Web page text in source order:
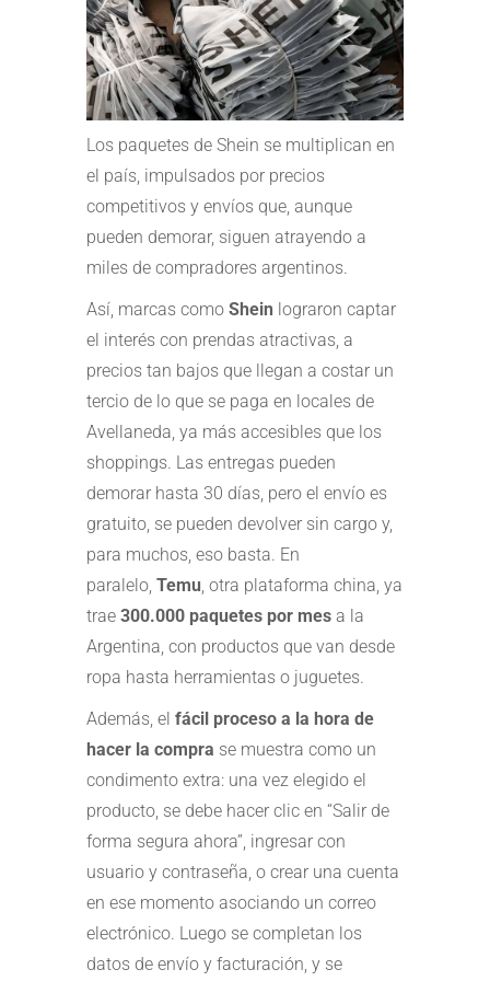
Los paquetes de Shein se multiplican en
el país, impulsados por precios
competitivos y envíos que, aunque
pueden demorar, siguen atrayendo a
miles de compradores argentinos.
Así, marcas como Shein lograron captar
el interés con prendas atractivas, a
precios tan bajos que llegan a costar un
tercio de lo que se paga en locales de
Avellaneda, ya más accesibles que los
shoppings. Las entregas pueden
demorar hasta 30 días, pero el envío es
gratuito, se pueden devolver sin cargo y,
para muchos, eso basta. En
paralelo, Temu , otra plataforma china, ya
trae 300.000 paquetes por mes a la
Argentina, con productos que van desde
ropa hasta herramientas o juguetes.
Además, el fácil proceso a la hora de
hacer la compra se muestra como un
condimento extra: una vez elegido el
producto, se debe hacer clic en “Salir de
forma segura ahora”, ingresar con
usuario y contraseña, o crear una cuenta
en ese momento asociando un correo
electrónico. Luego se completan los
datos de envío y facturación, y se